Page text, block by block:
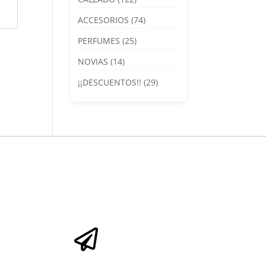
ACCESORIOS (74)
PERFUMES (25)
NOVIAS (14)
¡¡DESCUENTOS!! (29)
